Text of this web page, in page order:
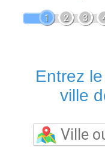
1 2 3
Entrez
ville